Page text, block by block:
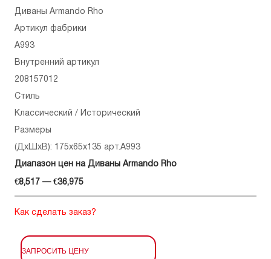
Диваны Armando Rho
Артикул фабрики
A993
Внутренний артикул
208157012
Стиль
Классический / Исторический
Размеры
(ДхШхВ): 175x65x135 арт.A993
Диапазон цен на Диваны Armando Rho
€8,517 — €36,975
Как сделать заказ?
ЗАПРОСИТЬ ЦЕНУ